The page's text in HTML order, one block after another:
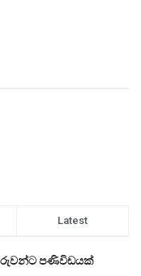
Latest
පණිවිඩයක්